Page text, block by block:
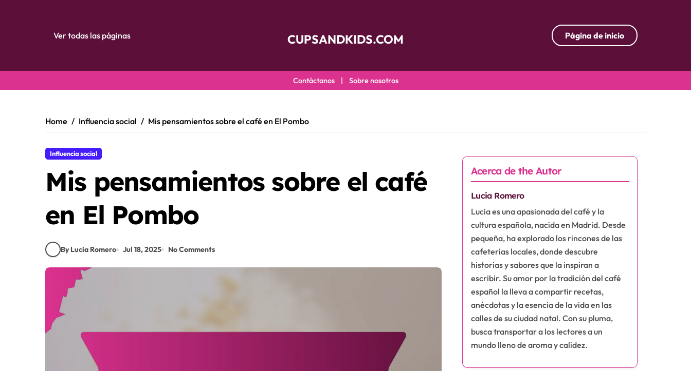
Ver todas las páginas CUPSANDKIDS.COM Página de inicio
Contáctanos | Sobre nosotros
Home Influencia social Mis pensamientos sobre el café en El Pombo
Influencia social
Mis pensamientos sobre el café
en El Pombo
By Lucia Romero Jul 18, 2025 No Comments
Acerca de the Autor
Lucia Romero
Lucia es una apasionada del café y la
cultura española, nacida en Madrid. Desde
pequeña, ha explorado los rincones de las
cafeterías locales, donde descubre
historias y sabores que la inspiran a
escribir. Su amor por la tradición del café
español la lleva a compartir recetas,
anécdotas y la esencia de la vida en las
calles de su ciudad natal. Con su pluma,
busca transportar a los lectores a un
mundo lleno de aroma y calidez.